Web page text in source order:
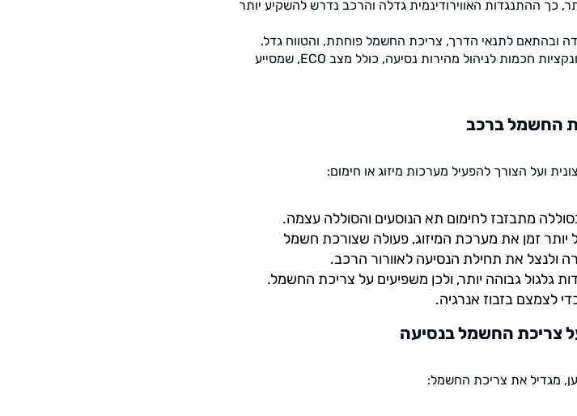
כך ההתנגדות האווירודינמית גדלה והרכב נדרש להשקיע יותר
ובהתאם לתנאי הדרך, צריכת החשמל פוחתת, והטווח גדל.
שימוש ביכולות החכמות: ברכבי ג’ילי, לעיתים קיימות פונקציות חכמות לניהול מהירות נסיעה, כולל מצב ECO, שמסייע
החשמל ברכב
ועל הצורך להפעיל מערכות מיזוג או חימום:
מתבזבז לחימום תא הנוסעים והסוללה עצמה.
יותר זמן את מערכת המיזוג, פעולה שצורכת חשמל
ולנצל את תחילת הנסיעה לאוורור הרכב.
גלגול גבוהה יותר, ולכן משפיעים על צריכת החשמל.
לצמצם בזבוז אנרגיה.
צריכת החשמל בנסיעה
מגדיל את צריכת החשמל: